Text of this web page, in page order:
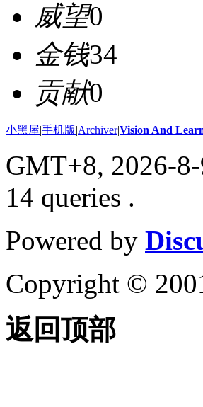
威望0
金钱34
贡献0
小黑屋|手机版|Archiver|Vision And
GMT+8, 2026-
14 queries .
Powered by
Copyright ©
返回顶部